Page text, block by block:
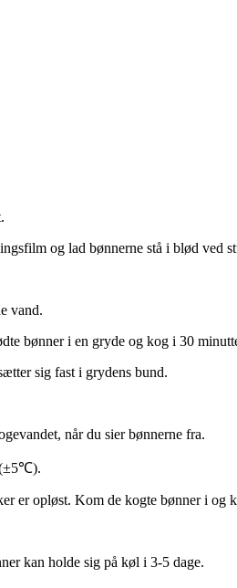
og lad bønnerne stå i blød ved
vand.
bønner i en gryde og kog i 30
sig fast i grydens bund.
når du sier bønnerne fra.
(±5℃).
er opløst. Kom de kogte bønner i og
kan holde sig på køl i 3-5 dage.